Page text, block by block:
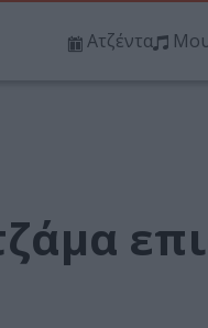
Ατζέντα